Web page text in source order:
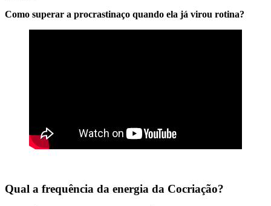
Como superar a procrastinaço quando ela já virou rotina?
Qual a frequência da energia da Cocriação?